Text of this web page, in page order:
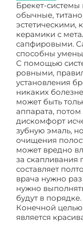
Брекет-системы
обычные,
эстетическими,
керамики с
сапфировыми.
способны
С помощью
ровными,
установления
никаких
может быть
аппарата,
дискомфорт
зубную эмаль,
очищения
может вредно
за скапливания
составляет
врача нужно
нужно
будут в порядке.
Конечной
является